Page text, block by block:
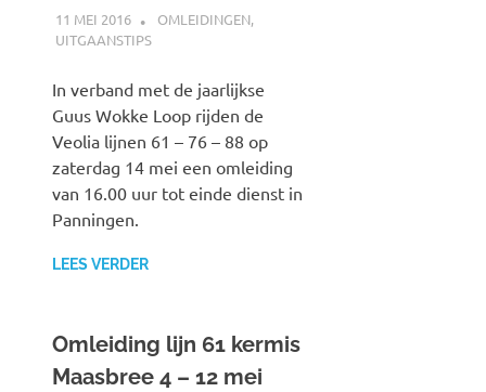
11 MEI 2016 JOHAN
OMLEIDINGEN,
UITGAANSTIPS
In verband met de jaarlijkse
Guus Wokke Loop rijden de
Veolia lijnen 61 – 76 – 88 op
zaterdag 14 mei een omleiding
van 16.00 uur tot einde dienst in
Panningen.
LEES VERDER
Omleiding lijn 61 kermis
Maasbree 4 – 12 mei